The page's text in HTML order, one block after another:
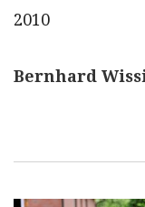
2010
Bernhard